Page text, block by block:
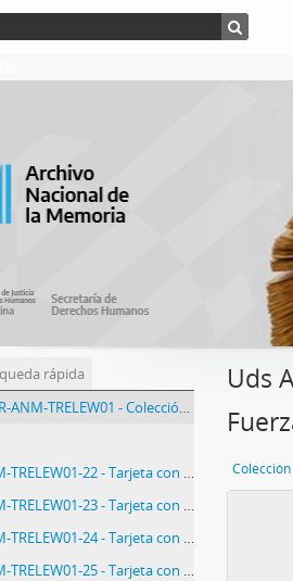
rápida
TRELEW01 - Colección Trelew Cuarenta años, cuarenta documentos
22 - Tarjeta con reproducción de declaración de Agustín Tosco
23 - Tarjeta con reproducción de volante del ERP
24 - Tarjeta con reproducción de parte de guerra FAR/ ERP
25 - Tarjeta con reproducción de afiche de Revista Nuevo Hombre N° 69
Uds